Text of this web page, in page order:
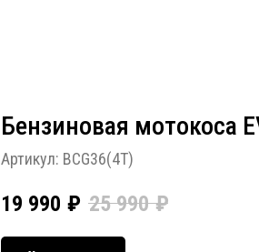
Бензиновая мотокоса
Артикул: BCG36(4T)
19 990 ₽ 25 990 ₽